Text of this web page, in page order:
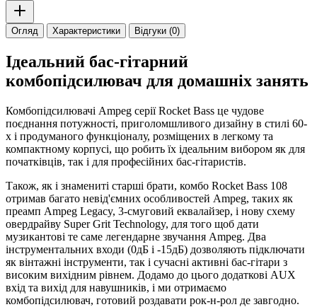
Огляд Характеристики Відгуки (0)
Ідеальний бас-гітарний
комбопідсилювач для домашніх занять
Комбопідсилювачі Ampeg серії Rocket Bass це чудове
поєднання потужності, приголомшливого дизайну в стилі 60-
х і продуманого функціоналу, розміщених в легкому та
компактному корпусі, що робить їх ідеальним вибором як для
початківців, так і для професійних бас-гітаристів.
Також, як і знамениті старші брати, комбо Rocket Bass 108
отримав багато невід'ємних особливостей Ampeg, таких як
преамп Ampeg Legacy, 3-смуговий еквалайзер, і нову схему
овердрайву Super Grit Technology, для того щоб дати
музикантові те саме легендарне звучання Ampeg. Два
інструментальних входи (0дБ і -15дБ) дозволяють підключати
як вінтажні інструменти, так і сучасні активні бас-гітари з
високим вихідним рівнем. Додамо до цього додаткові AUX
вхід та вихід для навушників, і ми отримаємо
комбопідсилювач, готовий роздавати рок-н-рол де завгодно.